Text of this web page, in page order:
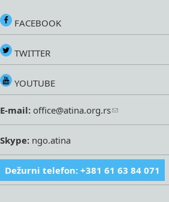
FACEBOOK
TWITTER
YOUTUBE
E-mail: office@atina.org.rs
Skype: ngo.atina
Dežurni telefon: +381 61 63 84 071